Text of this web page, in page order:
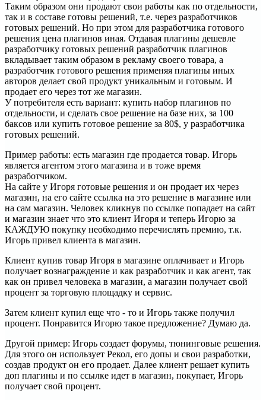
Таким образом они продают свои работы как по отдельности,
так и в составе готовы решений, т.е. через разработчиков
готовых решений. Но при этом для разработчика готового
решения цена плагинов иная. Отдавая плагины дешевле
разработчику готовых решений разработчик плагинов
вкладывает таким образом в рекламу своего товара, а
разработчик готового решения применяя плагины иных
авторов делает свой продукт уникальным и готовым. И
продает его через тот же магазин.
У потребителя есть вариант: купить набор плагинов по
отдельности, и сделать свое решение на базе них, за 100
баксов или купить готовое решение за 80$, у разработчика
готовых решений.
Пример работы: есть магазин где продается товар. Игорь
является агентом этого магазина и в тоже время
разработчиком.
На сайте у Игоря готовые решения и он продает их через
магазин, на его сайте ссылка на это решение в магазине или
на сам магазин. Человек кликнув по ссылке попадает на сайт
и магазин знает что это клиент Игоря и теперь Игорю за
КАЖДУЮ покупку необходимо перечислять премию, т.к.
Игорь привел клиента в магазин.
Клиент купив товар Игоря в магазине оплачивает и Игорь
получает вознаграждение и как разработчик и как агент, так
как он привел человека в магазин, а магазин получает свой
процент за торговую площадку и сервис.
Затем клиент купил еще что - то и Игорь также получил
процент. Понравится Игорю такое предложение? Думаю да.
Другой пример: Игорь создает форумы, тюнинговые решения.
Для этого он использует Рекол, его допы и свои разработки,
создав продукт он его продает. Далее клиент решает купить
доп плагины и по ссылке идет в магазин, покупает, Игорь
получает свой процент.